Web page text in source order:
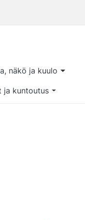
näkö ja kuulo
ja kuntoutus